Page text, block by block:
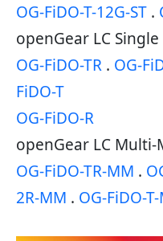
OG-FiDO-T-12G-ST .
openGear LC Single
OG-FiDO-TR . OG-
FiDO-T
OG-FiDO-R
openGear LC Multi-
OG-FiDO-TR-MM .
2R-MM . OG-FiDO-